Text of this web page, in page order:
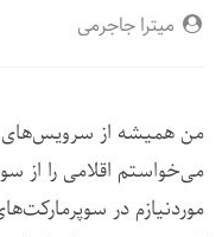
میترا جاجرمی
من همیشه از سرویس‌های
می‌خواستم اقلامی را از
موردنیازم در